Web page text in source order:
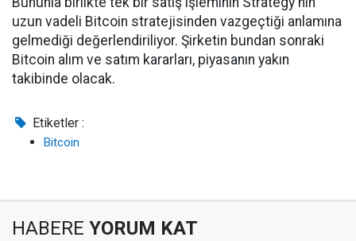
uzun vadeli Bitcoin stratejisinden vazgeçtiği anlamına
gelmediği değerlendiriliyor. Şirketin bundan sonraki
Bitcoin alım ve satım kararları, piyasanın yakın
takibinde olacak.
Etiketler :
Bitcoin
HABERE YORUM KAT